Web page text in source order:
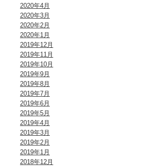
2020年4月
2020年3月
2020年2月
2020年1月
2019年12月
2019年11月
2019年10月
2019年9月
2019年8月
2019年7月
2019年6月
2019年5月
2019年4月
2019年3月
2019年2月
2019年1月
2018年12月